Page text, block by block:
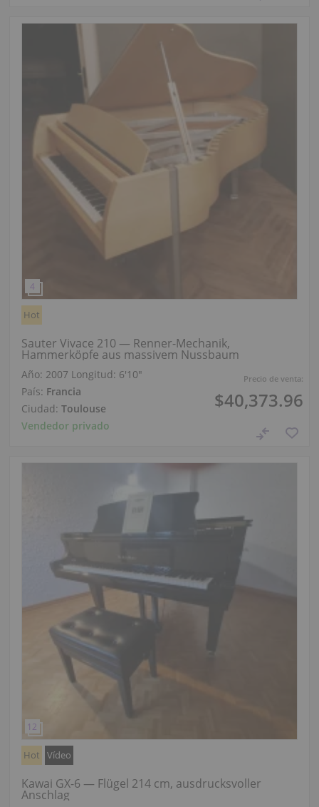
Precio de venta:
$40,373.96
Hot
Sauter Vivace 210 — Renner-Mechanik,
Hammerköpfe aus massivem Nussbaum
Año: 2007 Longitud: 6′10″
País: Francia
Ciudad: Toulouse
Vendedor privado
Hot Vídeo
Kawai GX-6 — Flügel 214 cm, ausdrucksvoller
Anschlag